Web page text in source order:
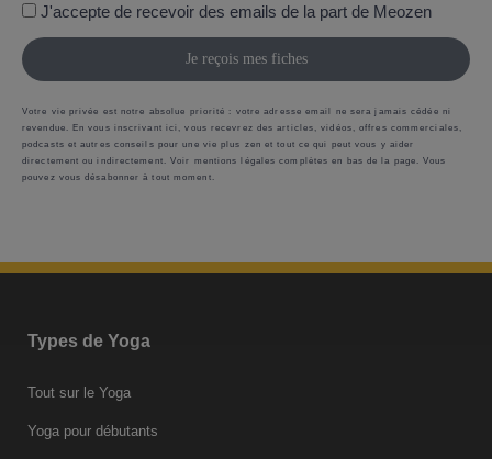
J'accepte de recevoir des emails de la part de Meozen
Je reçois mes fiches
Votre vie privée est notre absolue priorité : votre adresse email ne sera jamais cédée ni
revendue. En vous inscrivant ici, vous recevrez des articles, vidéos, offres commerciales,
podcasts et autres conseils pour une vie plus zen et tout ce qui peut vous y aider
directement ou indirectement. Voir mentions légales complètes en bas de la page. Vous
pouvez vous désabonner à tout moment.
Types de Yoga
Tout sur le Yoga
Yoga pour débutants